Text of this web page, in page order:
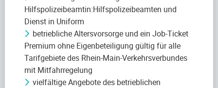
Hilfspolizeibeamtin:Hilfspolizeibeamten und
Dienst in Uniform
betriebliche Altersvorsorge und ein Job-Ticket
Premium ohne Eigenbeteiligung gültig für alle
Tarifgebiete des Rhein-Main-Verkehrsverbundes
mit Mitfahrregelung
vielfältige Angebote des betrieblichen